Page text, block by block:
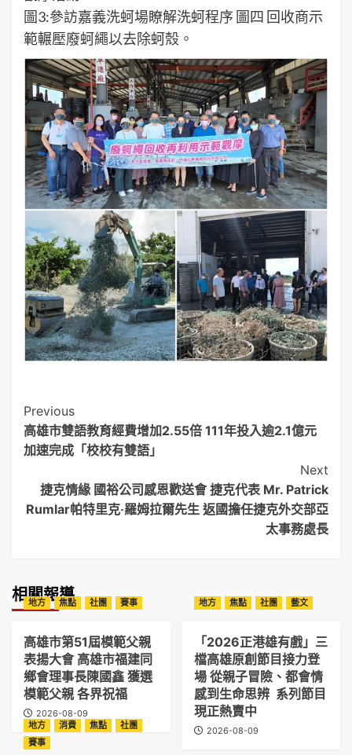
圖3:參訪嘉義洗蚵場瞭解洗蚵程序 圖四 回收商示
範輾壓廢蚵繩以去除蚵殼。
Post
Navigation
Previous
高雄市雙語教育經費增加2.55倍 111年投入逾2.1億元
加速完成「校校有雙語」
Next
捷克情緣 國裕公司感恩歡送會 捷克代表 Mr. Patrick
Rumlar帕特里克‧羅姆拉爾先生 返國擔任捷克外交部亞
太事務處長
相關報導
地方 焦點 社團 賽事
高雄市第51屆模範父親
表揚大會 高雄市福建同
鄉會理事長陳國鑫 獲選
模範父親 各界祝福
2026-08-09
地方 焦點 社團 藝文
「2026正港雄有戲」三
檔高雄原創節目接力登
場 從親子冒險、都會情
感到生命思辨 系列節目
現正熱賣中
2026-08-09
地方 消費 焦點
社團
賽事